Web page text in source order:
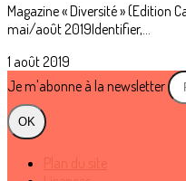
Magazine « Diversité » (Edition
mai/août 2019Identifier,...
1 août 2019
Je m'abonne à la newsletter
OK